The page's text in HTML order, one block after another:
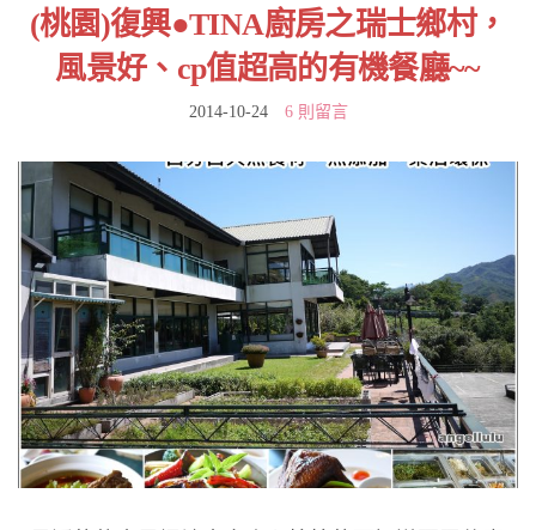
(桃園)復興●TINA廚房之瑞士鄉村，
風景好、cp值超高的有機餐廳~~
2014-10-24 6 則留言